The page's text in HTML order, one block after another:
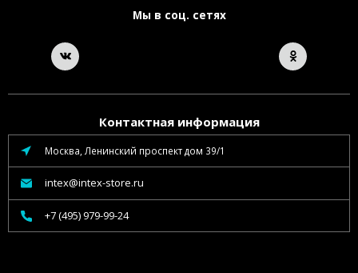
Мы в соц. сетях
Контактная информация
Москва, Ленинский проспект дом 39/1
intex@intex-store.ru
+7 (495) 979-99-24